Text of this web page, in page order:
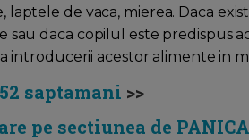
de vaca, mierea. Daca
sau daca copilul este predispus
introducerii acestor alimente in
saptamani >>
pe sectiunea de PANICA